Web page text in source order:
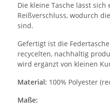
Die kleine Tasche lässt
Reißverschluss, wodurch
sind.
Gefertigt ist die
recycelten, nachhaltig
wird ergänzt von kleinen
Material: 100% Polyester
Maße: